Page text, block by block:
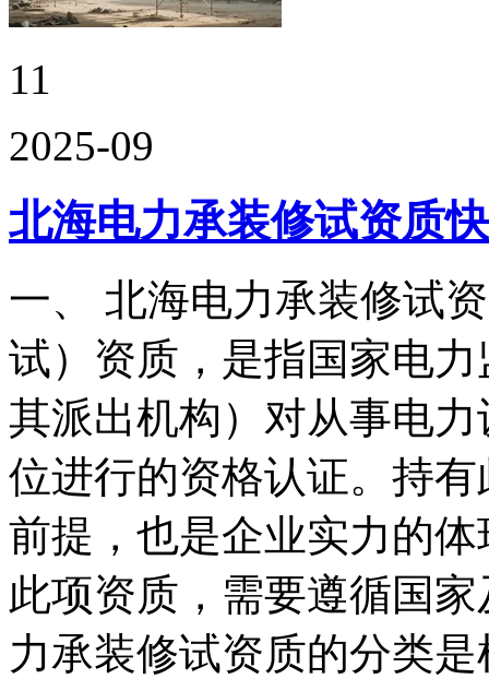
11
2025-09
北海电力承装修试资质
一、 北海电力承装修试
试）资质，是指国家电
其派出机构）对从事电
位进行的资格认证。持
前提，也是企业实力的
此项资质，需要遵循国
力承装修试资质的分类